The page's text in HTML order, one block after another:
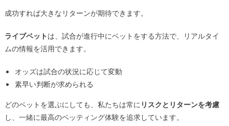
成功すれば大きなリターンが期待できます。
ライブベットは、試合が進行中にベットをする方法で、リアルタイ
ムの情報を活用できます。
オッズは試合の状況に応じて変動
素早い判断が求められる
どのベットを選ぶにしても、私たちは常にリスクとリターンを考慮
し、一緒に最高のベッティング体験を追求しています。